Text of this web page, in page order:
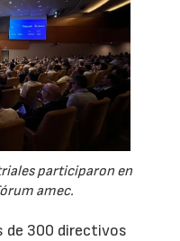
participaron en
amec.
de 300 directivos